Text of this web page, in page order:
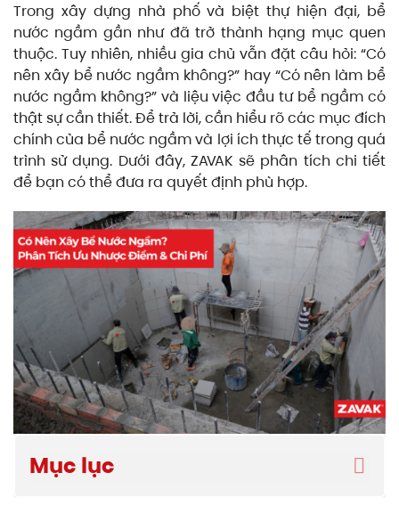
Trong xây dựng nhà phố và biệt thự hiện đại, bể
nước ngầm gần như đã trở thành hạng mục quen
thuộc. Tuy nhiên, nhiều gia chủ vẫn đặt câu hỏi: “Có
nên xây bể nước ngầm không?” hay “Có nên làm bể
nước ngầm không?” và liệu việc đầu tư bể ngầm có
thật sự cần thiết. Để trả lời, cần hiểu rõ các mục đích
chính của bể nước ngầm và lợi ích thực tế trong quá
trình sử dụng. Dưới đây, ZAVAK sẽ phân tích chi tiết
để bạn có thể đưa ra quyết định phù hợp.
Mục lục